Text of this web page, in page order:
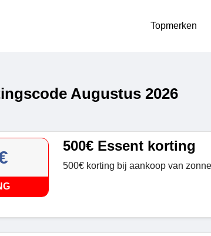
Topmerken
Augustus 2026
500€ Essent korting
500€ korting bij aankoop van